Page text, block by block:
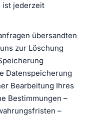
ist jederzeit
übersandten
zur Löschung
Datenspeicherung
Bearbeitung Ihres
Bestimmungen –
–